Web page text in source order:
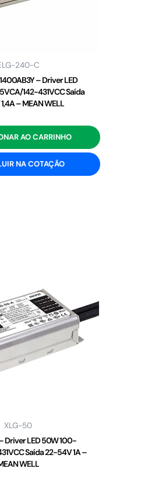
240-C
– Driver LED
142-431VCC Saída
– MEAN WELL
AO CARRINHO
NA COTAÇÃO
XLG-50
Driver LED 50W 100-
Saída 22-54V 1A –
WELL